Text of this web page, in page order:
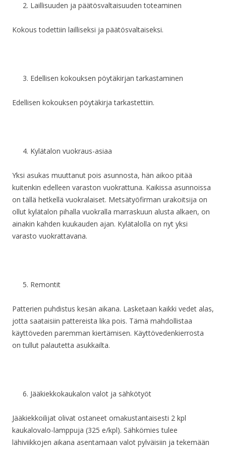
Laillisuuden ja päätösvaltaisuuden toteaminen
Kokous todettiin lailliseksi ja päätösvaltaiseksi.
Edellisen kokouksen pöytäkirjan tarkastaminen
Edellisen kokouksen pöytäkirja tarkastettiin.
Kylätalon vuokraus-asiaa
Yksi asukas muuttanut pois asunnosta, hän aikoo pitää
kuitenkin edelleen varaston vuokrattuna. Kaikissa asunnoissa
on tällä hetkellä vuokralaiset. Metsätyöfirman urakoitsija on
ollut kylätalon pihalla vuokralla marraskuun alusta alkaen, on
ainakin kahden kuukauden ajan. Kylätalolla on nyt yksi
varasto vuokrattavana.
Remontit
Patterien puhdistus kesän aikana. Lasketaan kaikki vedet alas,
jotta saataisiin pattereista lika pois. Tämä mahdollistaa
käyttöveden paremman kiertämisen. Käyttövedenkierrosta
on tullut palautetta asukkailta.
Jääkiekkokaukalon valot ja sähkötyöt
Jääkiekkoilijat olivat ostaneet omakustantaisesti 2 kpl
kaukalovalo-lamppuja (325 e/kpl). Sähkömies tulee
lähiviikkojen aikana asentamaan valot pylväisiin ja tekemään